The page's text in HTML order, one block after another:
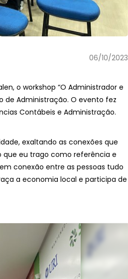
06/10/2023
o workshop “O Administrador e
de Administração. O evento fez
Contábeis e Administração.
exaltando as conexões que
que eu trago como referência e
conexão entre as pessoas tudo
a economia local e participa de